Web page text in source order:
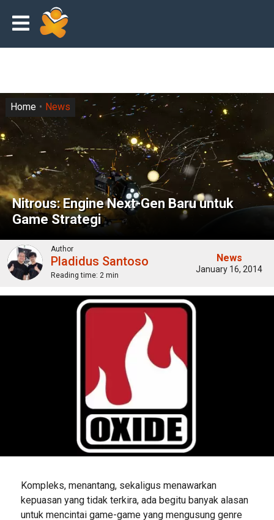
Nitrous: Engine Next-Gen Baru untuk
Game Strategi
Home News
Author
Pladidus Santoso
Reading time: 2 min
News
January 16, 2014
Kompleks, menantang, sekaligus menawarkan
kepuasan yang tidak terkira, ada begitu banyak alasan
untuk mencintai game-game yang mengusung genre